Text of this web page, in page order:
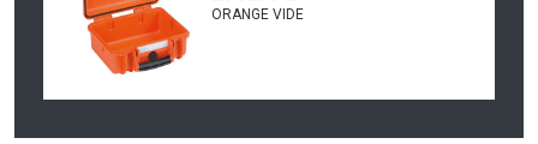
ORANGE VIDE